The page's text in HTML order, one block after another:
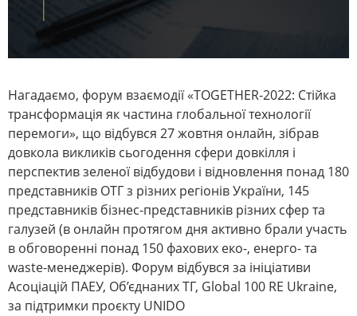
Нагадаємо, форум взаємодії «TOGETHER-2022: Стійка
трансформація як частина глобальної технології
перемоги», що відбувся 27 жовтня онлайн, зібрав
довкола викликів сьогодення сфери довкілля і
перспектив зеленої відбудови і відновлення понад 180
представників ОТГ з різних регіонів України, 145
представників бізнес-представників різних сфер та
галузей (в онлайн протягом дня активно брали участь
в обговоренні понад 150 фахових еко-, енерго- та
waste-менеджерів). Форум відбувся за ініціативи
Асоціацій ПАЕУ, Об’єднаних ТГ, Global 100 RE Ukraine,
за підтримки проєкту UNIDO